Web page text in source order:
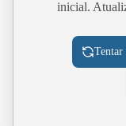
inicial.
Tentar